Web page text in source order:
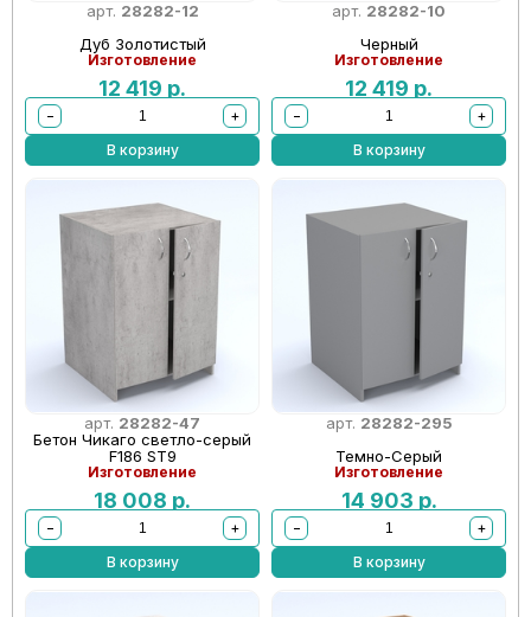
арт. 28282-12
Дуб Золотистый
Изготовление
12 419 р.
−
+
В корзину
арт. 28282-10
Черный
Изготовление
12 419 р.
−
+
В корзину
арт. 28282-47
Бетон Чикаго светло-серый
F186 ST9
Изготовление
18 008 р.
−
+
В корзину
арт. 28282-295
Темно-Серый
Изготовление
14 903 р.
−
+
В корзину